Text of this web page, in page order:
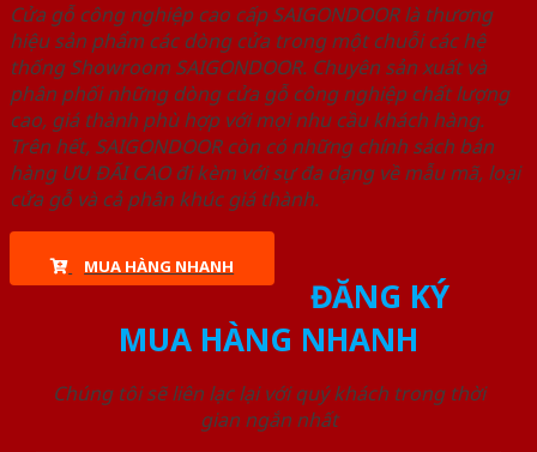
Cửa gỗ công nghiệp cao cấp SAIGONDOOR là thương
hiệu sản phẩm các dòng cửa trong một chuỗi các hệ
thống Showroom SAIGONDOOR. Chuyên sản xuất và
phân phối những dòng cửa gỗ công nghiệp chất lượng
cao, giá thành phù hợp với mọi nhu cầu khách hàng.
Trên hết, SAIGONDOOR còn có những chính sách bán
hàng ƯU ĐÃI CAO đi kèm với sự đa dạng về mẫu mã, loại
cửa gỗ và cả phân khúc giá thành.
MUA HÀNG NHANH
ĐĂNG KÝ
MUA HÀNG NHANH
Chúng tôi sẽ liên lạc lại với quý khách trong thời
gian ngắn nhất